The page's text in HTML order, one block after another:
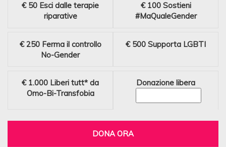
€ 50 Esci dalle terapie
riparative
€ 100 Sostieni
#MaQualeGender
€ 250 Ferma il controllo
No-Gender
€ 500 Supporta LGBTI
€ 1.000 Liberi tutt* da
Omo-Bi-Transfobia
Donazione libera
DONA ORA